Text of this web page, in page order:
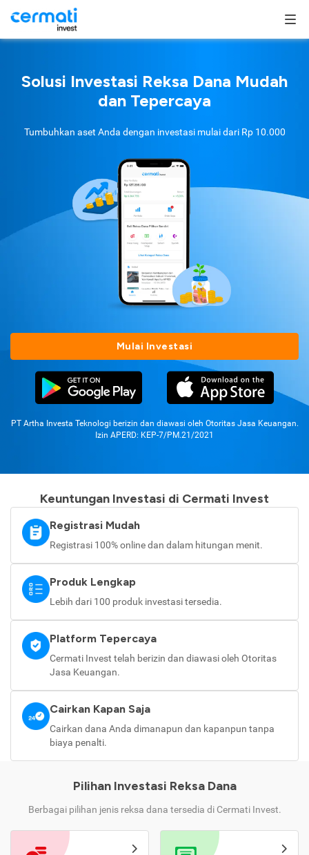
Solusi Investasi Reksa Dana Mudah
dan Tepercaya
Tumbuhkan aset Anda dengan investasi mulai dari Rp 10.000
Mulai Investasi
PT Artha Investa Teknologi berizin dan diawasi oleh Otoritas Jasa Keuangan.
Izin APERD: KEP-7/PM.21/2021
Keuntungan Investasi di Cermati Invest
Registrasi Mudah
Registrasi 100% online dan dalam hitungan menit.
Produk Lengkap
Lebih dari 100 produk investasi tersedia.
Platform Tepercaya
Cermati Invest telah berizin dan diawasi oleh Otoritas
Jasa Keuangan.
Cairkan Kapan Saja
Cairkan dana Anda dimanapun dan kapanpun tanpa
biaya penalti.
Pilihan Investasi Reksa Dana
Berbagai pilihan jenis reksa dana tersedia di Cermati Invest.